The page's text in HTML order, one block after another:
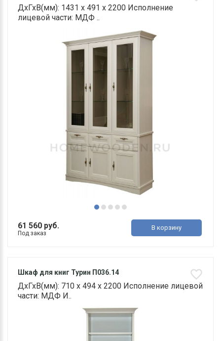
ДхГхВ(мм): 1431 х 491 х 2200 Исполнение
лицевой части: МДФ ..
61 560 руб.
Под заказ
В корзину
Шкаф для книг Турин П036.14
ДхГхВ(мм): 710 х 494 х 2200 Исполнение лицевой
части: МДФ И..